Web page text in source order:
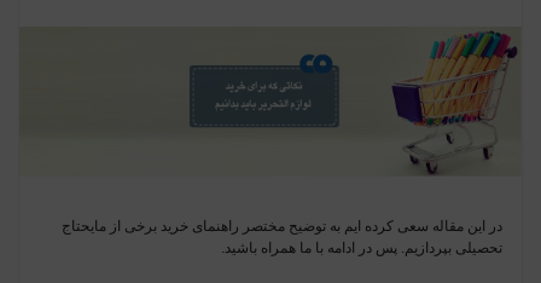
در این مقاله سعی کرده ایم به توضیح مختصر راهنمای خرید برخی از مایحتاج
تحصیلی بپردازیم. پس در ادامه با ما همراه باشید.